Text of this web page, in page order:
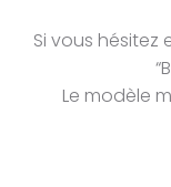
Si vous hésitez
Le modèle